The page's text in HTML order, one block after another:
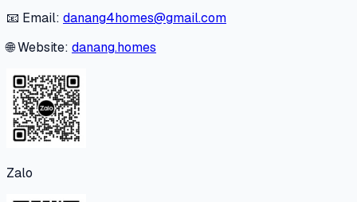
📧 Email: danang4homes@gmail.com
🌐 Website: danang.homes
Zalo